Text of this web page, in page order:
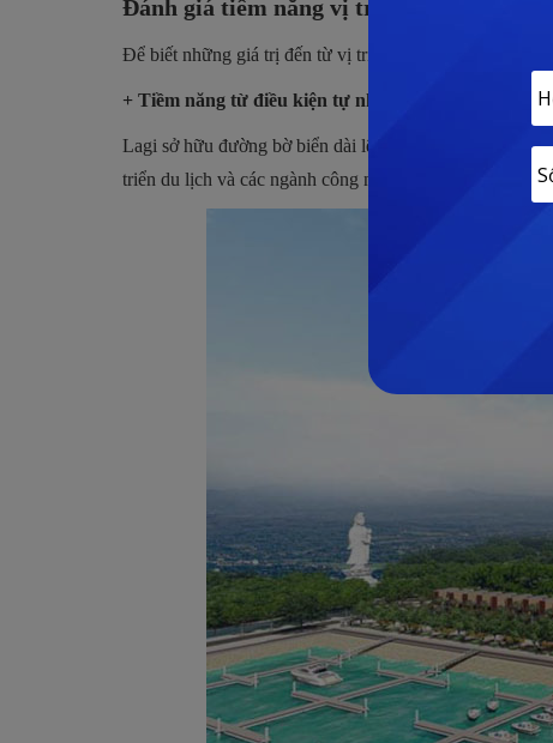
Đánh giá tiềm năng vị trí dự án Lagi
Để biết những giá trị đến từ vị trí dự án khu đô thị Lagi
+ Tiềm năng từ điều kiện tự nhiên
Lagi sở hữu đường bờ biển dài lên đến 28 km và được
triển du lịch và các ngành công nghiệp không khói.